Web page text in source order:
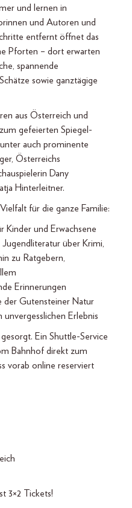
und lernen in
und Autoren und
entfernt öffnet das
Pforten – dort erwarten
spannende
sowie ganztägige
aus Österreich und
gefeierten Spiegel-
auch prominente
Österreichs
Dany
Hinterleitner.
für die ganze Familie:
Kinder und Erwachsene
über Krimi,
zu Ratgebern,
Erinnerungen
der Gutensteiner Natur
Erlebnis
Ein Shuttle-Service
Bahnhof direkt zum
vorab online reserviert
3×2 Tickets!